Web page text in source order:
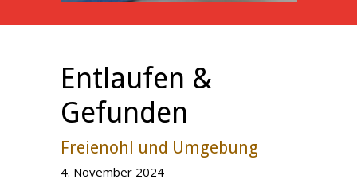
Entlaufen &
Gefunden
Freienohl und Umgebung
4. November 2024